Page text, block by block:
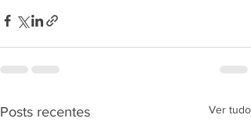
Posts recentes Ver tudo